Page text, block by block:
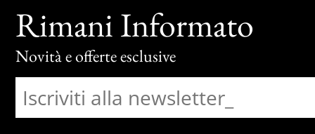
Rimani Informato
Novità e offerte esclusive